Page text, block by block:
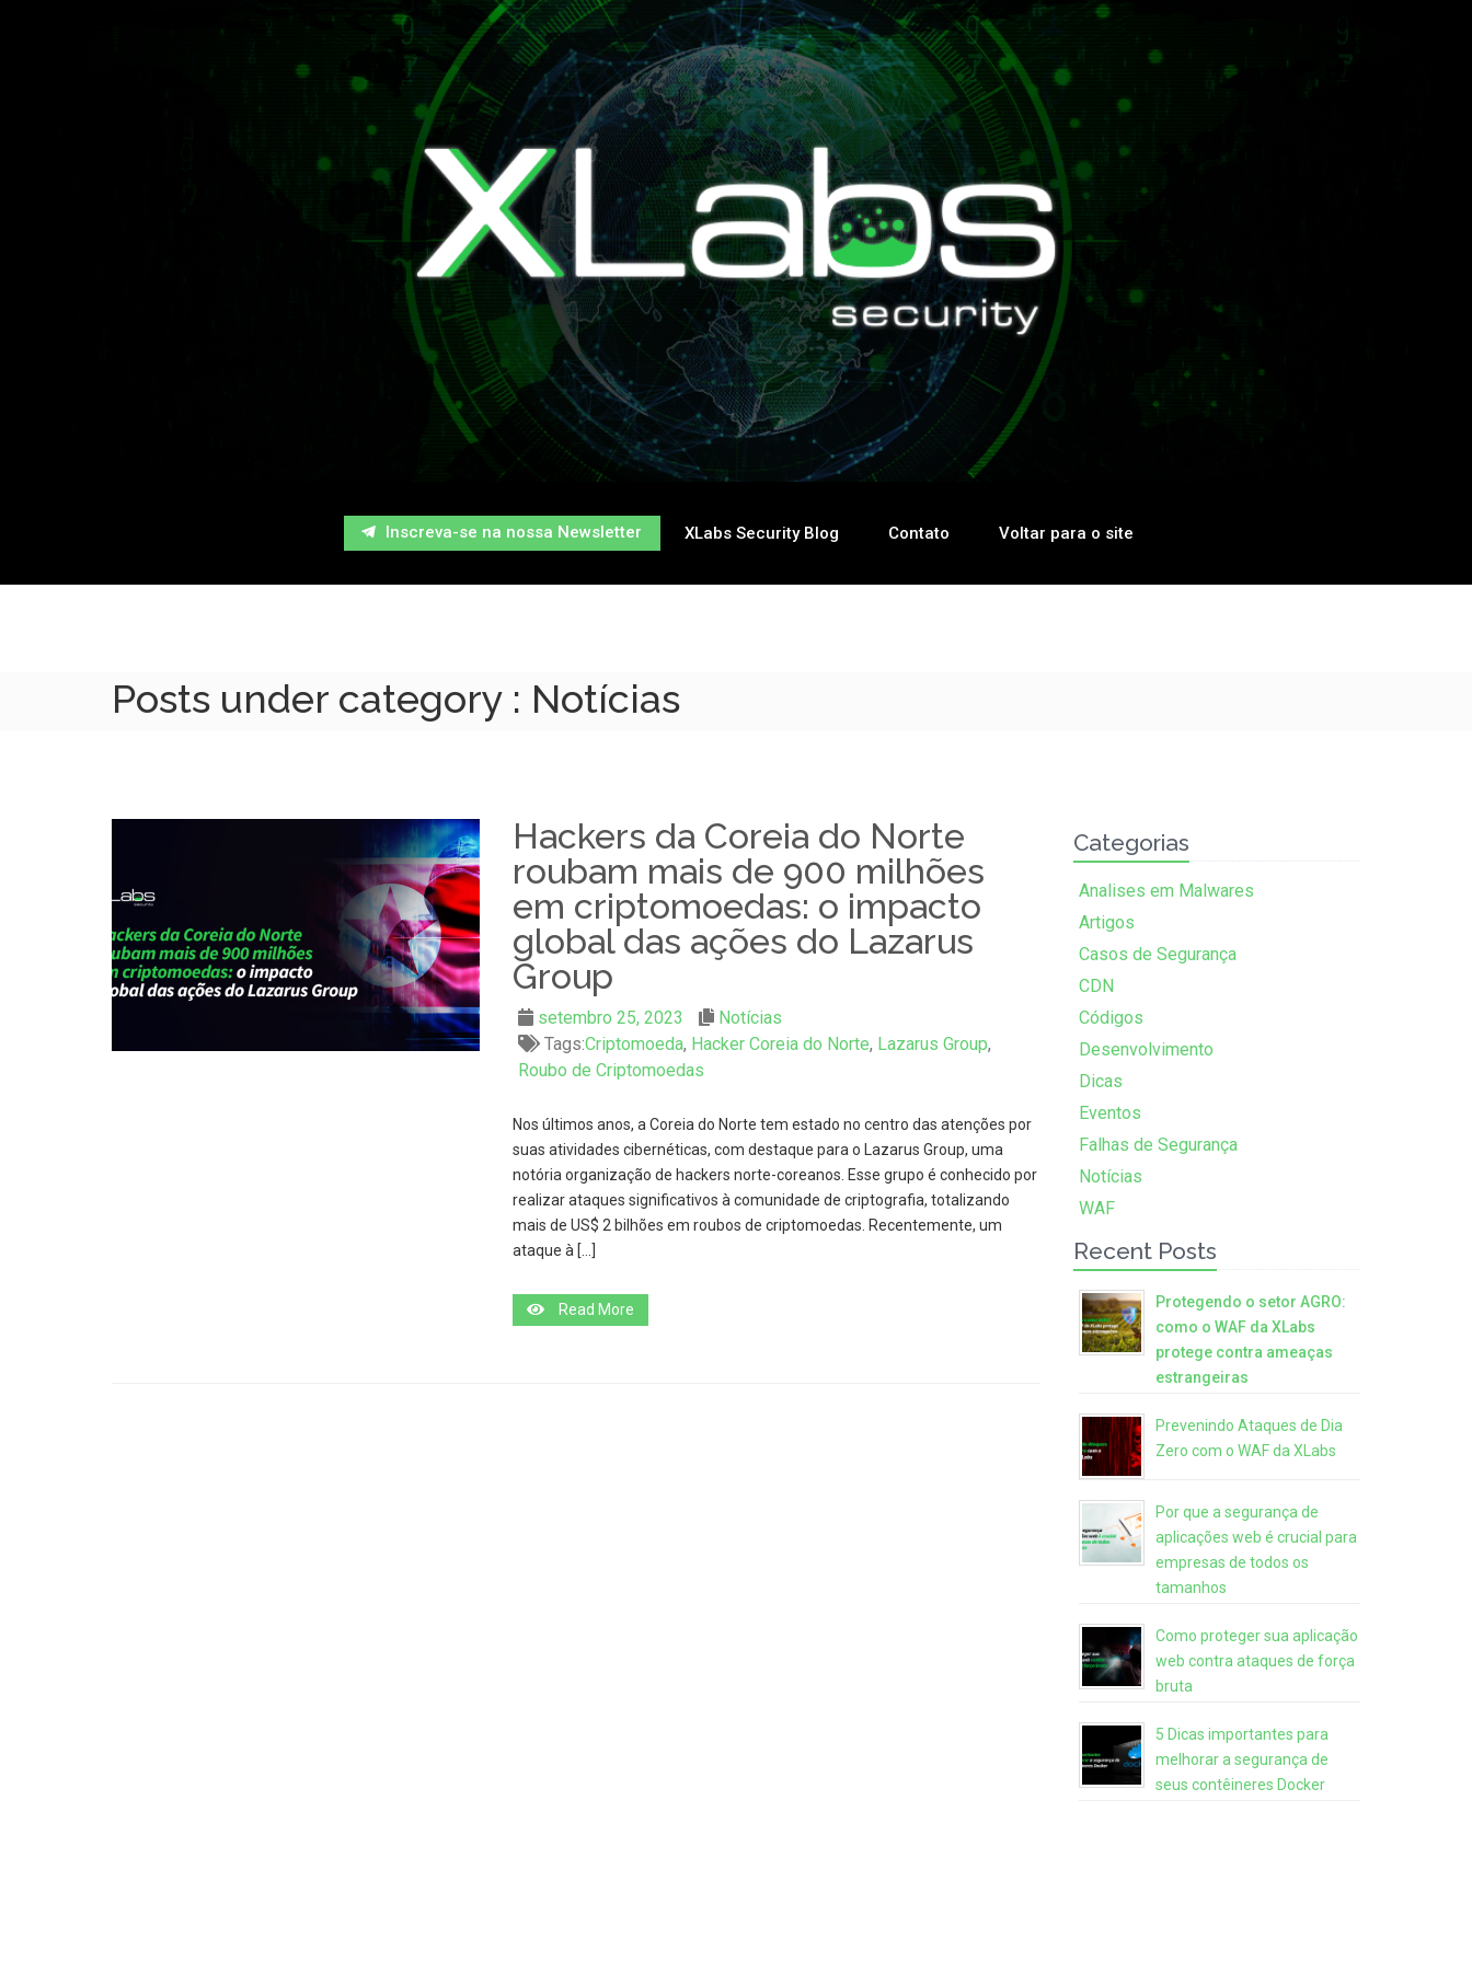
Inscreva-se na nossa Newsletter XLabs Security Blog Contato Voltar para o site
Posts under category : Notícias
Hackers da Coreia do Norte
roubam mais de 900 milhões
em criptomoedas: o impacto
global das ações do Lazarus
Group
setembro 25, 2023
Notícias
Tags:Criptomoeda, Hacker Coreia do Norte, Lazarus Group,
Roubo de Criptomoedas
Nos últimos anos, a Coreia do Norte tem estado no centro das atenções por
suas atividades cibernéticas, com destaque para o Lazarus Group, uma
notória organização de hackers norte-coreanos. Esse grupo é conhecido por
realizar ataques significativos à comunidade de criptografia, totalizando
mais de US$ 2 bilhões em roubos de criptomoedas. Recentemente, um
ataque à […]
Read More
Categorias
Analises em Malwares
Artigos
Casos de Segurança
CDN
Códigos
Desenvolvimento
Dicas
Eventos
Falhas de Segurança
Notícias
WAF
Recent Posts
Protegendo o setor AGRO:
como o WAF da XLabs
protege contra ameaças
estrangeiras
Prevenindo Ataques de Dia
Zero com o WAF da XLabs
Por que a segurança de
aplicações web é crucial para
empresas de todos os
tamanhos
Como proteger sua aplicação
web contra ataques de força
bruta
5 Dicas importantes para
melhorar a segurança de
seus contêineres Docker